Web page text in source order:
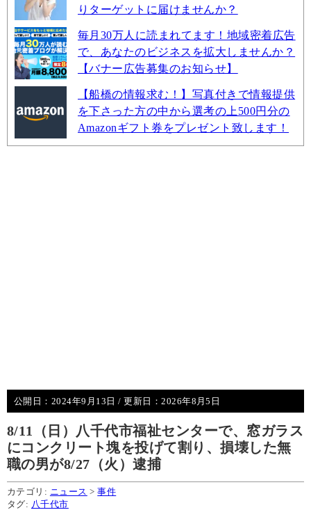
りターゲットに届けませんか？
毎月30万人に読まれてます！地域密着広告
で、あなたのビジネスを拡大しませんか？
【バナー広告募集のお知らせ】
【船橋の情報求む！】写真付きで情報提供
を下さった方の中から選考の上500円分の
Amazonギフト券をプレゼント致します！
公開日： 2024年9月13日 / 更新日：2026年8月5日
8/11（日）八千代市福祉センターで、窓ガラス
にコンクリート塊を投げて割り、損壊した無
職の男が8/27（火）逮捕
カテゴリ: ニュース >事件
タグ: 八千代市